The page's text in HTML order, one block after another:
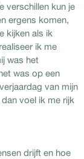
verschillen kun je
ergens komen,
kijken als ik
ik me
was het
was op een
van mijn
voel ik me rijk
drijft en hoe